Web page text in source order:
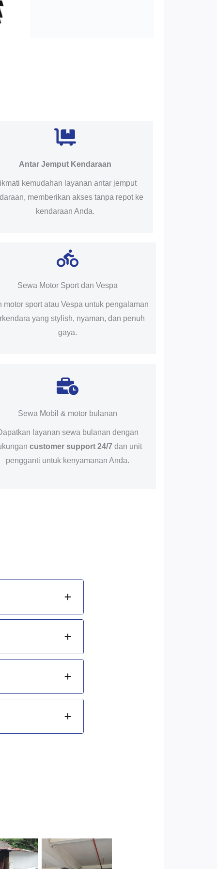
Antar Jemput Kendaraan
kemudahan layanan antar jemput
memberikan akses tanpa repot ke
kendaraan Anda.
Sewa Motor Sport dan Vespa
motor sport atau Vespa untuk pengalaman
yang stylish, nyaman, dan penuh
gaya.
Sewa Mobil & motor bulanan
layanan sewa bulanan dengan
customer support 24/7 dan unit
pengganti untuk kenyamanan Anda.